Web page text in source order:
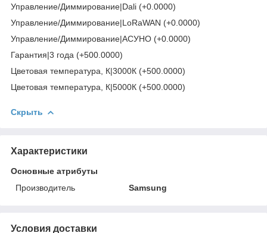
Управление/Диммирование|Dali (+0.0000)
Управление/Диммирование|LoRaWAN (+0.0000)
Управление/Диммирование|АСУНО (+0.0000)
Гарантия|3 года (+500.0000)
Цветовая температура, К|3000К (+500.0000)
Цветовая температура, К|5000К (+500.0000)
Скрыть
Характеристики
Основные атрибуты
Производитель
Samsung
Условия доставки